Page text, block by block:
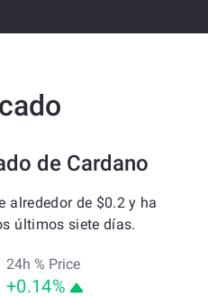
de Cardano
alrededor de $0.2 y ha
últimos siete días.
24h % Price
+0.14%